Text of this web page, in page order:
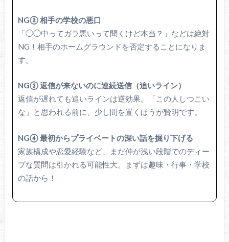
NG② 相手の学校の悪口
「◯◯中ってガラ悪いって聞くけど本当？」などは絶対
NG！相手のホームグラウンドを否定することになりま
す。
NG③ 返信が来ないのに連続送信（追いライン）
返信が遅れても追いラインは逆効果。「この人しつこい
な」と思われる前に、少し間を置くほうが賢明です。
NG④ 最初からプライベートの深い話を掘り下げる
家族構成や恋愛経験など、まだ仲が浅い段階でのディー
プな質問は引かれる可能性大。まずは趣味・行事・学校
の話から！